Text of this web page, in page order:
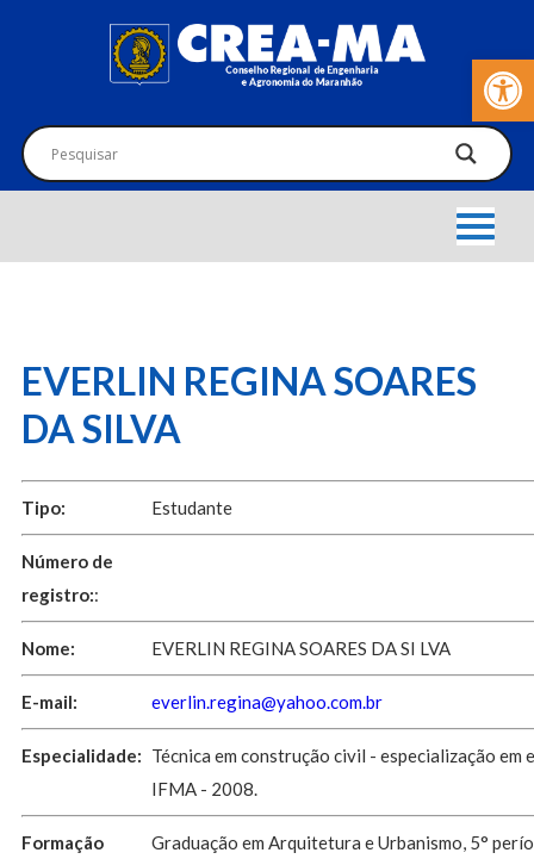
Barra de
EVERLIN REGINA SOARES
DA SILVA
Tipo: Estudante
Número de
registro::
Nome: EVERLIN REGINA SOARES DA SI LVA
E-mail: everlin.regina@yahoo.com.br
Especialidade: Técnica em construção civil - especialização em
IFMA - 2008.
Formação
Graduação em Arquitetura e Urbanismo, 5°